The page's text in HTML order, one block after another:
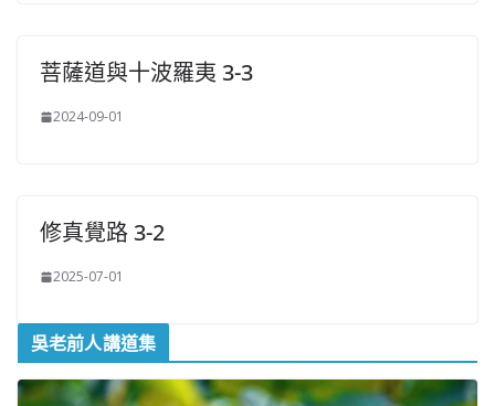
菩薩道與十波羅夷 3-3
2024-09-01
修真覺路 3-2
2025-07-01
吳老前人講道集